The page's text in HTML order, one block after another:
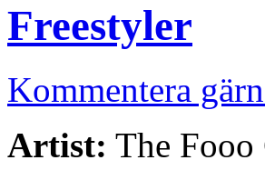
Freestyler
Kommentera
Artist: The